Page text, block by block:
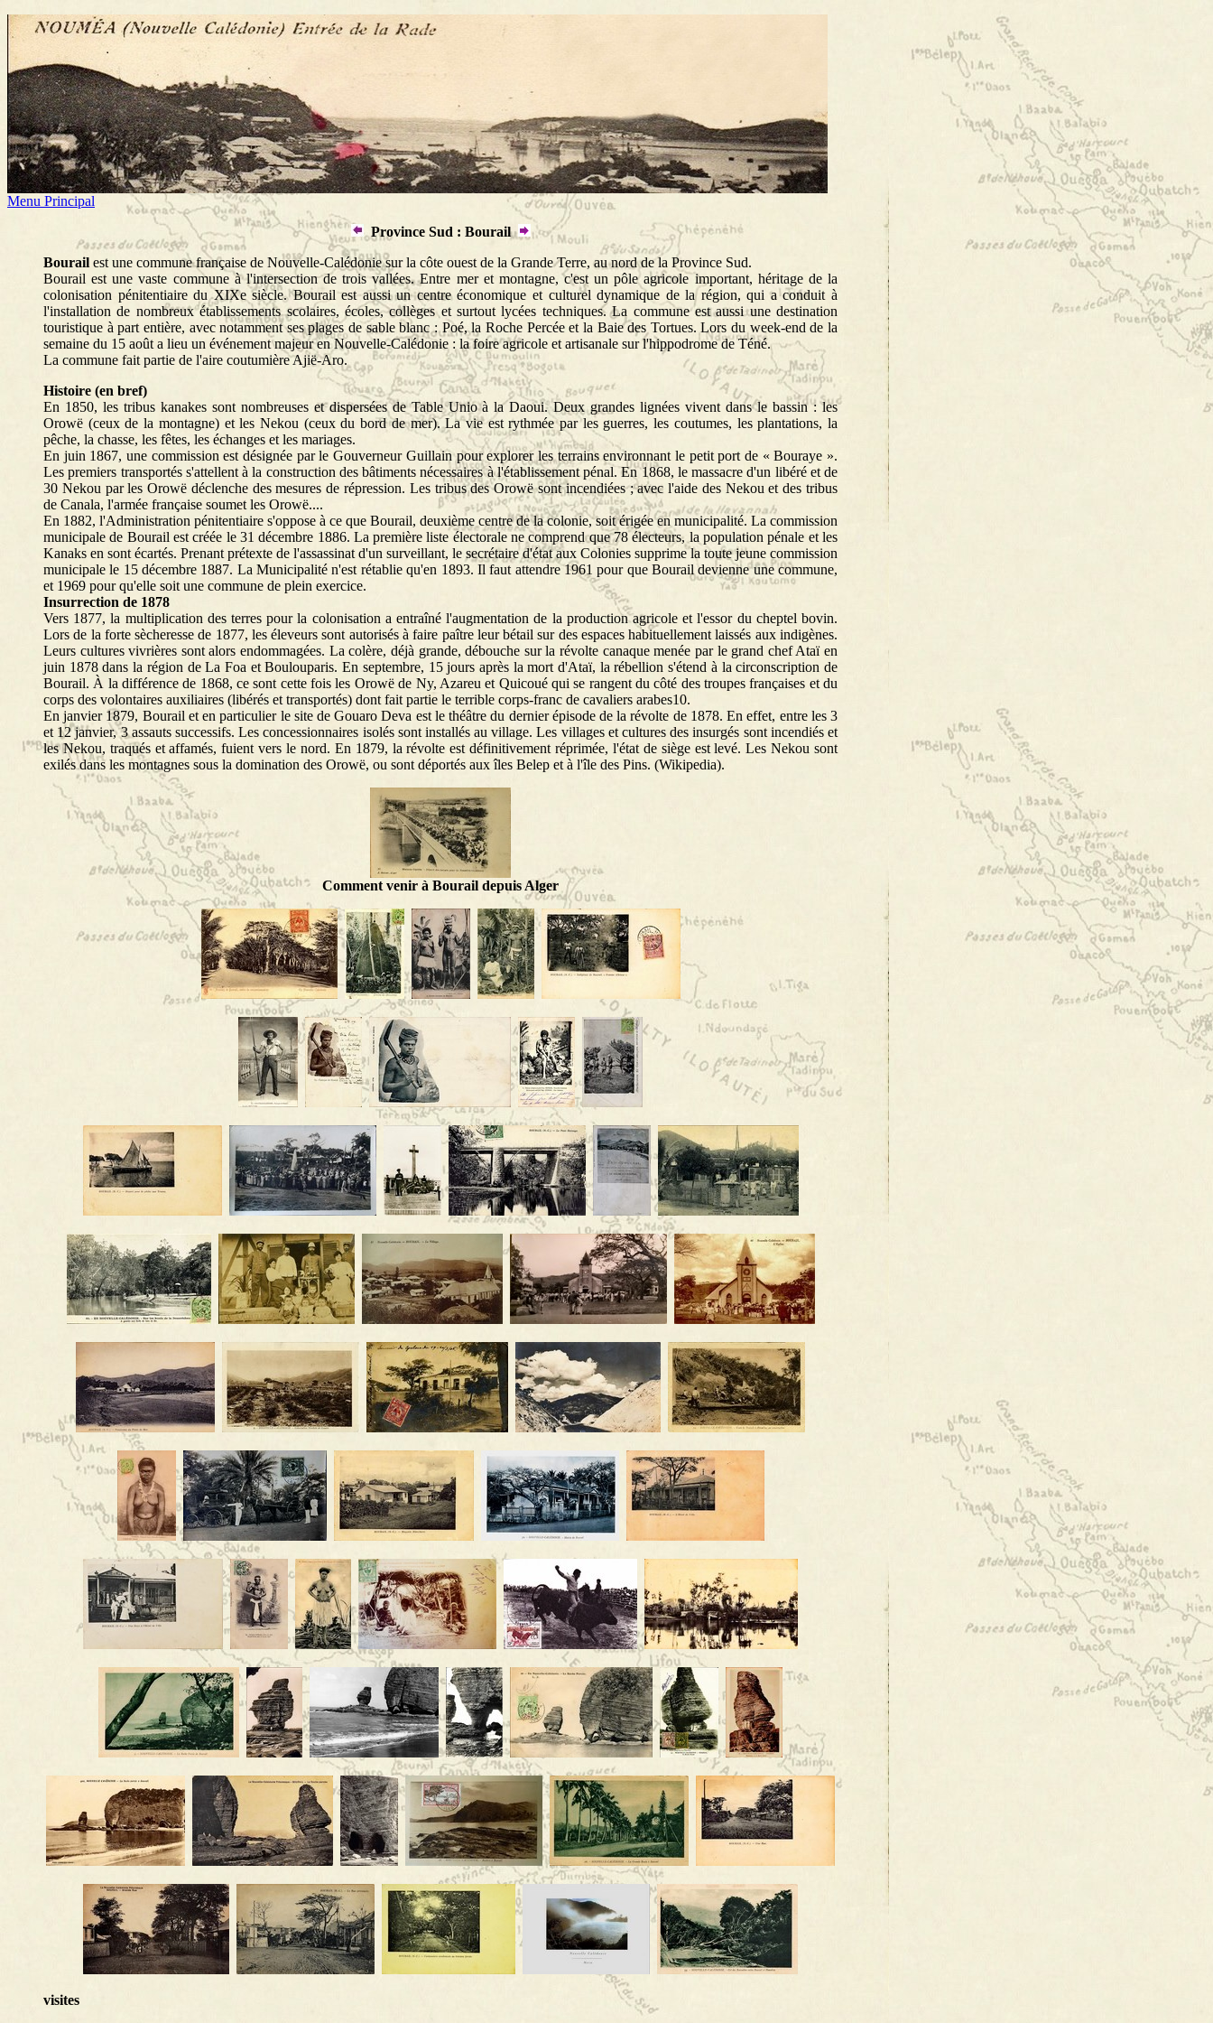
Menu Principal
Province Sud : Bourail
Bourail est une commune française de Nouvelle-Calédonie sur la côte ouest de la Grande Terre, au nord de la Province Sud.
Bourail est une vaste commune à l'intersection de trois vallées. Entre mer et montagne, c'est un pôle agricole important, héritage de la
colonisation pénitentiaire du XIXe siècle. Bourail est aussi un centre économique et culturel dynamique de la région, qui a conduit à
l'installation de nombreux établissements scolaires, écoles, collèges et surtout lycées techniques. La commune est aussi une destination
touristique à part entière, avec notamment ses plages de sable blanc : Poé, la Roche Percée et la Baie des Tortues. Lors du week-end de la
semaine du 15 août a lieu un événement majeur en Nouvelle-Calédonie : la foire agricole et artisanale sur l'hippodrome de Téné.
La commune fait partie de l'aire coutumière Ajië-Aro.
Histoire (en bref)
En 1850, les tribus kanakes sont nombreuses et dispersées de Table Unio à la Daoui. Deux grandes lignées vivent dans le bassin : les
Orowë (ceux de la montagne) et les Nekou (ceux du bord de mer). La vie est rythmée par les guerres, les coutumes, les plantations, la
pêche, la chasse, les fêtes, les échanges et les mariages.
En juin 1867, une commission est désignée par le Gouverneur Guillain pour explorer les terrains environnant le petit port de « Bouraye ».
Les premiers transportés s'attellent à la construction des bâtiments nécessaires à l'établissement pénal. En 1868, le massacre d'un libéré et de
30 Nekou par les Orowë déclenche des mesures de répression. Les tribus des Orowë sont incendiées ; avec l'aide des Nekou et des tribus
de Canala, l'armée française soumet les Orowë....
En 1882, l'Administration pénitentiaire s'oppose à ce que Bourail, deuxième centre de la colonie, soit érigée en municipalité. La commission
municipale de Bourail est créée le 31 décembre 1886. La première liste électorale ne comprend que 78 électeurs, la population pénale et les
Kanaks en sont écartés. Prenant prétexte de l'assassinat d'un surveillant, le secrétaire d'état aux Colonies supprime la toute jeune commission
municipale le 15 décembre 1887. La Municipalité n'est rétablie qu'en 1893. Il faut attendre 1961 pour que Bourail devienne une commune,
et 1969 pour qu'elle soit une commune de plein exercice.
Insurrection de 1878
Vers 1877, la multiplication des terres pour la colonisation a entraîné l'augmentation de la production agricole et l'essor du cheptel bovin.
Lors de la forte sècheresse de 1877, les éleveurs sont autorisés à faire paître leur bétail sur des espaces habituellement laissés aux indigènes.
Leurs cultures vivrières sont alors endommagées. La colère, déjà grande, débouche sur la révolte canaque menée par le grand chef Ataï en
juin 1878 dans la région de La Foa et Boulouparis. En septembre, 15 jours après la mort d'Ataï, la rébellion s'étend à la circonscription de
Bourail. À la différence de 1868, ce sont cette fois les Orowë de Ny, Azareu et Quicoué qui se rangent du côté des troupes françaises et du
corps des volontaires auxiliaires (libérés et transportés) dont fait partie le terrible corps-franc de cavaliers arabes10.
En janvier 1879, Bourail et en particulier le site de Gouaro Deva est le théâtre du dernier épisode de la révolte de 1878. En effet, entre les 3
et 12 janvier, 3 assauts successifs. Les concessionnaires isolés sont installés au village. Les villages et cultures des insurgés sont incendiés et
les Nekou, traqués et affamés, fuient vers le nord. En 1879, la révolte est définitivement réprimée, l'état de siège est levé. Les Nekou sont
exilés dans les montagnes sous la domination des Orowë, ou sont déportés aux îles Belep et à l'île des Pins. (Wikipedia).
Comment venir à Bourail depuis Alger
visites